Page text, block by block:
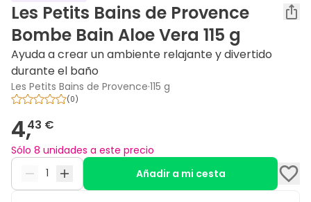
Les Petits Bains de Provence
Bombe Bain Aloe Vera 115 g
Ayuda a crear un ambiente relajante y divertido
durante el baño
Les Petits Bains de Provence·115 g
(0)
4,43 €
Sólo 8 unidades a este precio
Añadir a mi cesta